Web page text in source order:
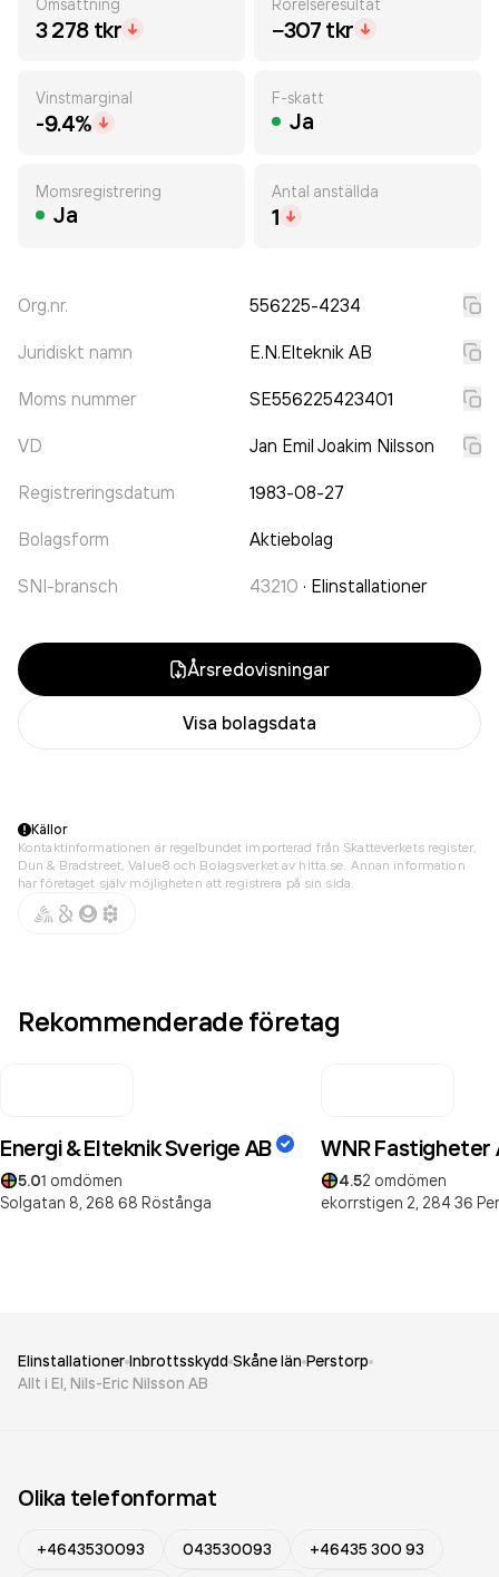
3 278 tkr −307 tkr
Vinstmarginal
-9.4%
F-skatt
Ja
Momsregistrering
Ja
Antal anställda
1
Org.nr. 556225-4234
Juridiskt namn E.N.Elteknik AB
Moms nummer SE556225423401
VD Jan Emil Joakim Nilsson
Registreringsdatum 1983-08-27
Bolagsform Aktiebolag
SNI-bransch 43210 · Elinstallationer
Årsredovisningar
Visa bolagsdata
Källor
Kontaktinformationen är regelbundet importerad från Skatteverkets register,
Dun & Bradstreet, Value8 och Bolagsverket av hitta.se. Annan information
har företaget själv möjligheten att registrera på sin sida.
Rekommenderade företag
Energi & Elteknik Sverige AB
5.01 omdömen
Solgatan 8, 268 68 Röstånga
WNR Fastigheter
4.52 omdömen
ekorrstigen 2, 284 36
Elinstallationer Inbrottsskydd Skåne län Perstorp
Allt i El, Nils-Eric Nilsson AB
Olika telefonformat
+4643530093 043530093
+46435 300 93